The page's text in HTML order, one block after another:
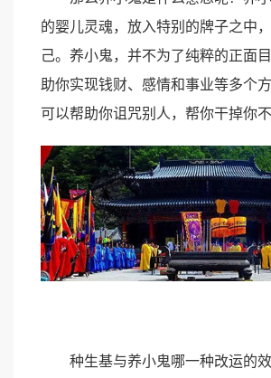
的婴儿灵魂，放入特别的牌子之中
己。养小鬼，并不为了纯粹的正面
助你实现钱财、感情和事业等多个
可以帮助你诅咒别人，帮你干掉你不
种生基与养小鬼哪一种改运的